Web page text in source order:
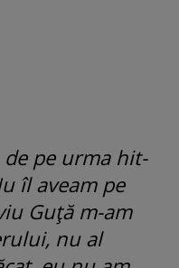
pe urma hit-
îl aveam pe
Guță m-am
nu al